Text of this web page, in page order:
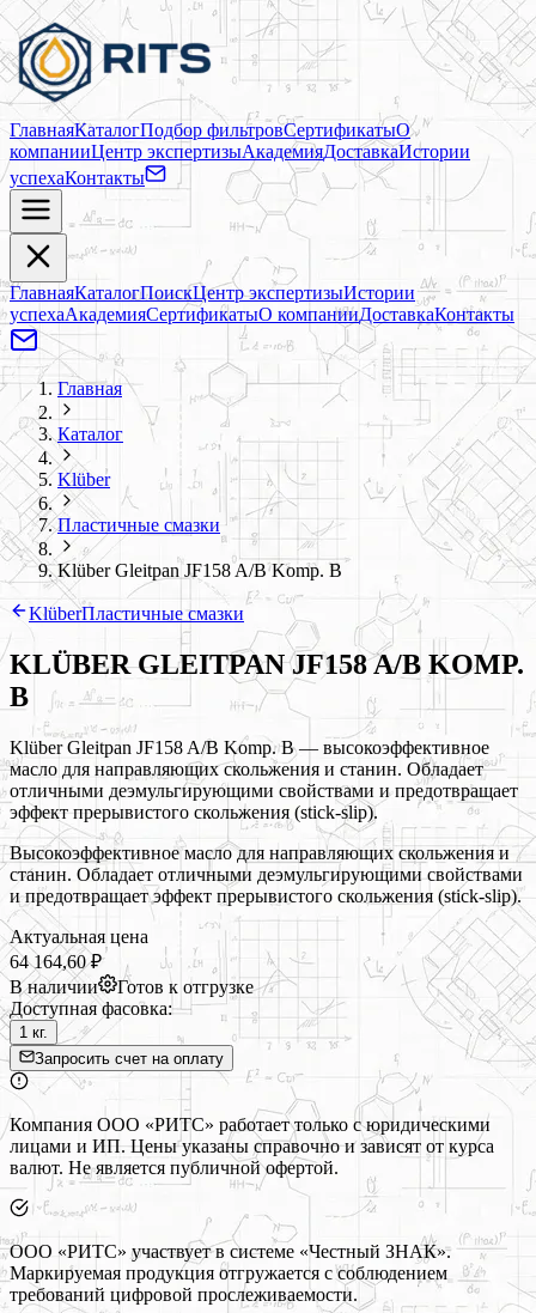
ГлавнаяКаталогПодбор фильтровСертификатыО
компанииЦентр экспертизыАкадемияДоставкаИстории
успехаКонтакты
ГлавнаяКаталогПоискЦентр экспертизыИстории
успехаАкадемияСертификатыО компанииДоставкаКонтакты
Главная
Каталог
Klüber
Пластичные смазки
Klüber Gleitpan JF158 A/B Komp. B
KlüberПластичные смазки
KLÜBER GLEITPAN JF158 A/B KOMP.
B
Klüber Gleitpan JF158 A/B Komp. B — высокоэффективное
масло для направляющих скольжения и станин. Обладает
отличными деэмульгирующими свойствами и предотвращает
эффект прерывистого скольжения (stick-slip).
Высокоэффективное масло для направляющих скольжения и
станин. Обладает отличными деэмульгирующими свойствами
и предотвращает эффект прерывистого скольжения (stick-slip).
Актуальная цена
64 164,60 ₽
В наличии
Готов к отгрузке
Доступная фасовка:
1 кг.
Запросить счет на оплату
Компания ООО «РИТС» работает только с юридическими
лицами и ИП. Цены указаны справочно и зависят от курса
валют. Не является публичной офертой.
ООО «РИТС» участвует в системе «Честный ЗНАК».
Маркируемая продукция отгружается с соблюдением
требований цифровой прослеживаемости.